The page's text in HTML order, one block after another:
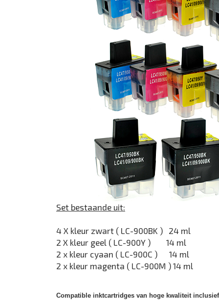
Set bestaande uit:
4 X kleur zwart ( LC-900BK ) 24 ml
2 X kleur geel ( LC-900Y ) 14 ml
2 x kleur cyaan ( LC-900C ) 14 ml
2 x kleur magenta ( LC-900M ) 14 ml
Compatible inktcartridges van hoge kwaliteit